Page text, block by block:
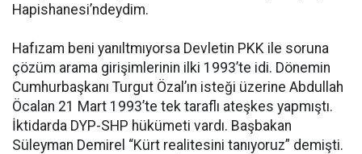
Hapishanesi’ndeydim.
Hafızam beni yanıltmıyorsa Devletin PKK ile soruna
çözüm arama girişimlerinin ilki 1993’te idi. Dönemin
Cumhurbaşkanı Turgut Özal’ın isteği üzerine Abdullah
Öcalan 21 Mart 1993’te tek taraflı ateşkes yapmıştı.
İktidarda DYP-SHP hükümeti vardı. Başbakan
Süleyman Demirel “Kürt realitesini tanıyoruz” demişti.